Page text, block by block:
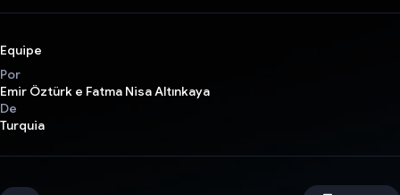
Equipe
Por
Emir Öztürk e Fatma Nisa Altınkaya
De
Turquia